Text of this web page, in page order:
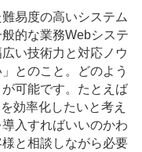
易度の高いシステム
的な業務Webシステ
い技術力と対応ノウ
とのこと。どのよう
可能です。たとえば
効率化したいと考え
入すればいいのかわ
と相談しながら必要